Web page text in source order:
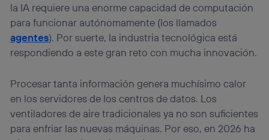
la IA requiere una enorme capacidad de computación
para funcionar autónomamente (los llamados
agentes). Por suerte, la industria tecnológica está
respondiendo a este gran reto con mucha innovación.
Procesar tanta información genera muchísimo calor
en los servidores de los centros de datos. Los
ventiladores de aire tradicionales ya no son suficientes
para enfriar las nuevas máquinas. Por eso, en 2026 ha